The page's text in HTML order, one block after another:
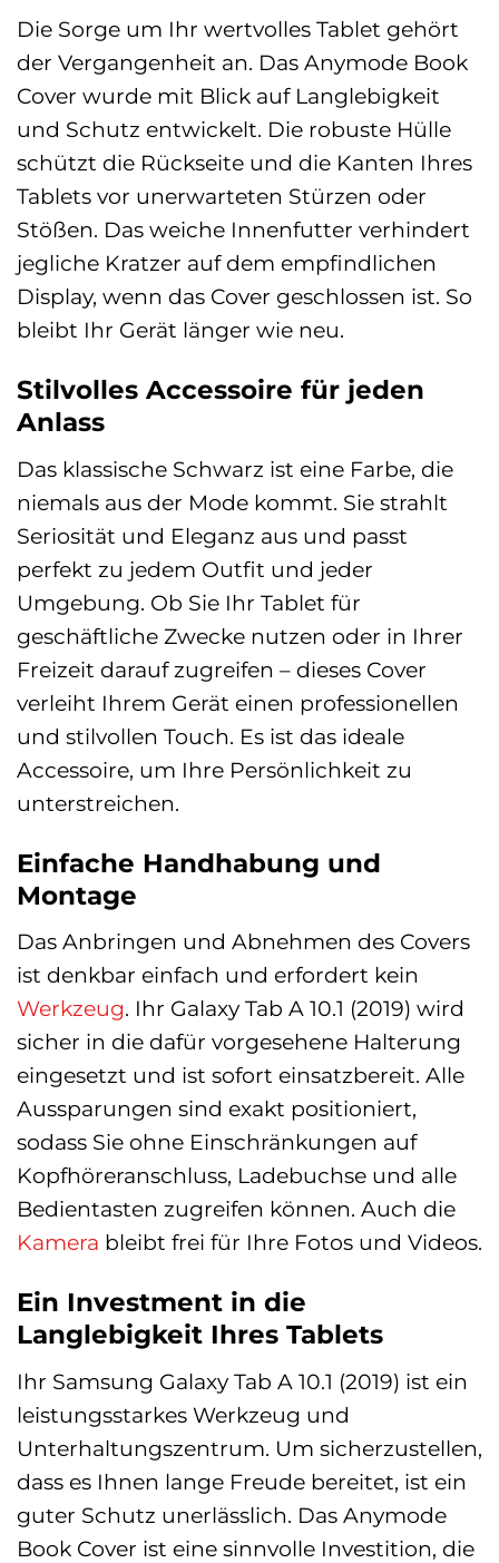
Die Sorge um Ihr wertvolles Tablet gehört
der Vergangenheit an. Das Anymode Book
Cover wurde mit Blick auf Langlebigkeit
und Schutz entwickelt. Die robuste Hülle
schützt die Rückseite und die Kanten Ihres
Tablets vor unerwarteten Stürzen oder
Stößen. Das weiche Innenfutter verhindert
jegliche Kratzer auf dem empfindlichen
Display, wenn das Cover geschlossen ist. So
bleibt Ihr Gerät länger wie neu.
Stilvolles Accessoire für jeden
Anlass
Das klassische Schwarz ist eine Farbe, die
niemals aus der Mode kommt. Sie strahlt
Seriosität und Eleganz aus und passt
perfekt zu jedem Outfit und jeder
Umgebung. Ob Sie Ihr Tablet für
geschäftliche Zwecke nutzen oder in Ihrer
Freizeit darauf zugreifen – dieses Cover
verleiht Ihrem Gerät einen professionellen
und stilvollen Touch. Es ist das ideale
Accessoire, um Ihre Persönlichkeit zu
unterstreichen.
Einfache Handhabung und
Montage
Das Anbringen und Abnehmen des Covers
ist denkbar einfach und erfordert kein
Werkzeug. Ihr Galaxy Tab A 10.1 (2019) wird
sicher in die dafür vorgesehene Halterung
eingesetzt und ist sofort einsatzbereit. Alle
Aussparungen sind exakt positioniert,
sodass Sie ohne Einschränkungen auf
Kopfhöreranschluss, Ladebuchse und alle
Bedientasten zugreifen können. Auch die
Kamera bleibt frei für Ihre Fotos und Videos.
Ein Investment in die
Langlebigkeit Ihres Tablets
Ihr Samsung Galaxy Tab A 10.1 (2019) ist ein
leistungsstarkes Werkzeug und
Unterhaltungszentrum. Um sicherzustellen,
dass es Ihnen lange Freude bereitet, ist ein
guter Schutz unerlässlich. Das Anymode
Book Cover ist eine sinnvolle Investition, die